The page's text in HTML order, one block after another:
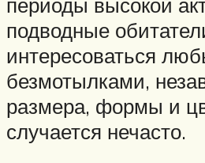
подводные
интересоваться
безмотылками,
размера, формы и
случается нечасто.